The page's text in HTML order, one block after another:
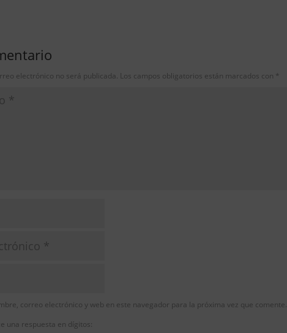
electrónico no será publicada. Los campos obligatorios están marcados con *
correo electrónico y web en este navegador para la próxima vez que comente.
una respuesta en dígitos: